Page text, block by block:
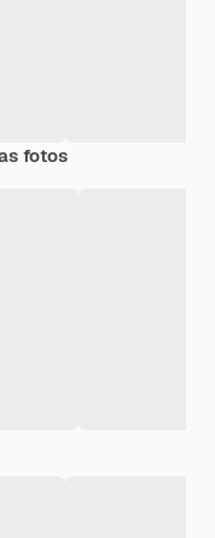
fotos